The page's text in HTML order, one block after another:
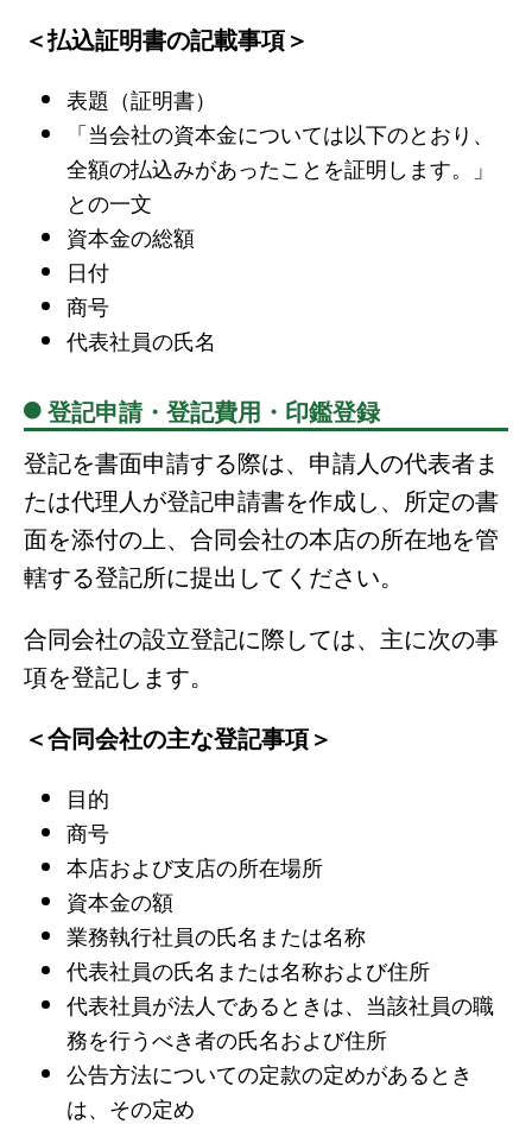
＜払込証明書の記載事項＞
表題（証明書）
「当会社の資本金については以下のとおり、
全額の払込みがあったことを証明します。」
との一文
資本金の総額
日付
商号
代表社員の氏名
登記申請・登記費用・印鑑登録
登記を書面申請する際は、申請人の代表者ま
たは代理人が登記申請書を作成し、所定の書
面を添付の上、合同会社の本店の所在地を管
轄する登記所に提出してください。
合同会社の設立登記に際しては、主に次の事
項を登記します。
＜合同会社の主な登記事項＞
目的
商号
本店および支店の所在場所
資本金の額
業務執行社員の氏名または名称
代表社員の氏名または名称および住所
代表社員が法人であるときは、当該社員の職
務を行うべき者の氏名および住所
公告方法についての定款の定めがあるとき
は、その定め